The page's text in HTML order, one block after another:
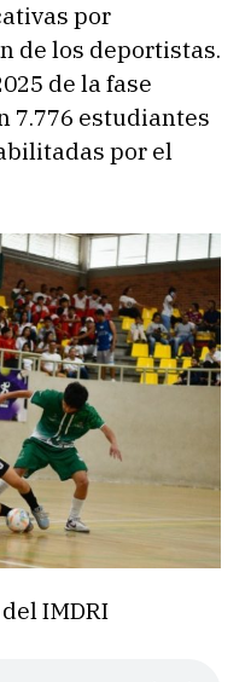
por
de los deportistas.
de la fase
7.776 estudiantes
por el
IMDRI